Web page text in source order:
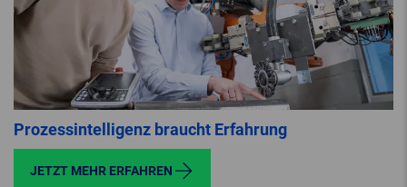
Prozessintelligenz braucht Erfahrung
JETZT MEHR ERFAHREN